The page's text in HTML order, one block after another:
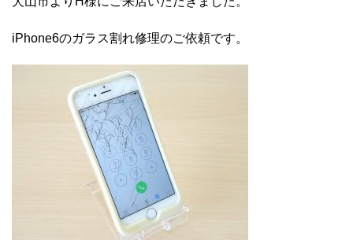
iPhone6のガラス割れ修理のご依頼です。